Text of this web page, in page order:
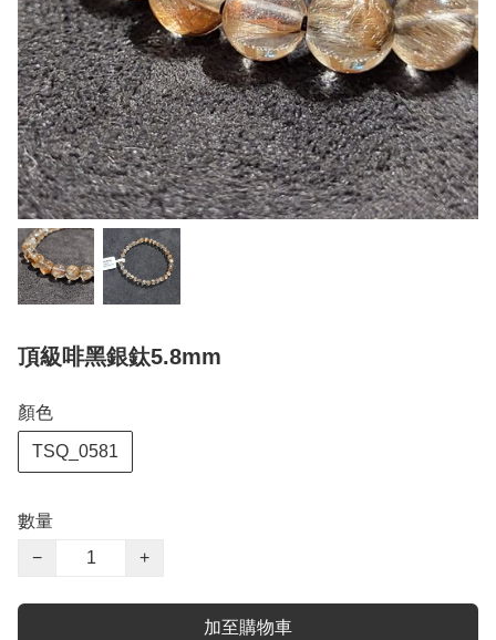
頂級啡黑銀鈦5.8mm
顏色
TSQ_0581
數量
−
+
加至購物車